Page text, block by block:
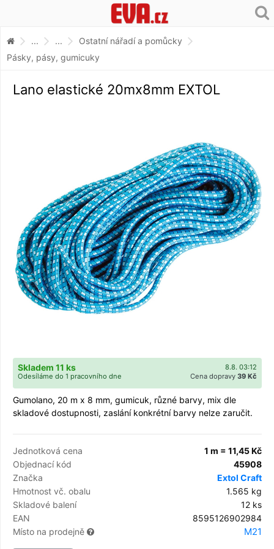
... ...
Ostatní nářadí a pomůcky
Pásky, pásy, gumicuky
Lano elastické 20mx8mm EXTOL
8.8. 03:12
Skladem 11 ks
Cena dopravy 39 Kč
Odesíláme do 1 pracovního dne
Gumolano, 20 m x 8 mm, gumicuk, různé barvy, mix dle
skladové dostupnosti, zaslání konkrétní barvy nelze zaručit.
Jednotková cena
1 m = 11,45 Kč
Objednací kód
45908
Značka
Extol Craft
Hmotnost vč. obalu
1.565 kg
Skladové balení
12 ks
EAN
8595126902984
Místo na prodejně
M21